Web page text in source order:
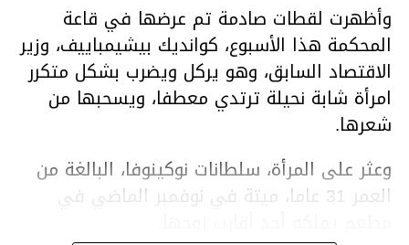
وأظهرت لقطات صادمة تم عرضها في قاعة
المحكمة هذا الأسبوع، كوانديك بيشيمباييف، وزير
الاقتصاد السابق، وهو يركل ويضرب بشكل متكرر
امرأة شابة نحيلة ترتدي معطفا، ويسحبها من
شعرها.
وعثر على المرأة، سلطانات نوكينوفا، البالغة من
العمر 31 عاما، ميتة في نوفمبر الماضي في